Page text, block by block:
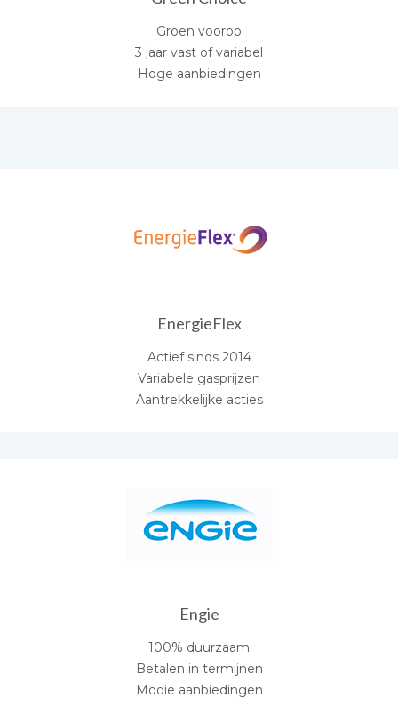
Groen voorop
3 jaar vast of variabel
Hoge aanbiedingen
EnergieFlex
Actief sinds 2014
Variabele gasprijzen
Aantrekkelijke acties
Engie
100% duurzaam
Betalen in termijnen
Mooie aanbiedingen